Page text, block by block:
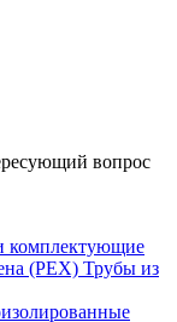
вопрос
комплектующие
Трубы из